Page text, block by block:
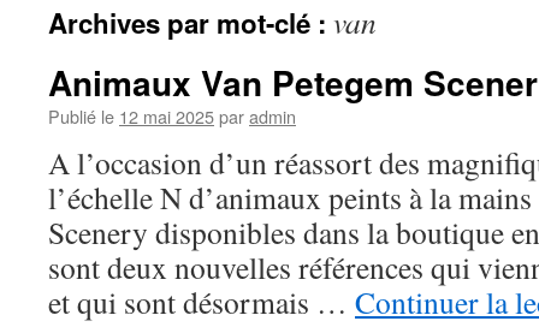
Archives par mot-clé : van
Animaux Van Petegem
Publié le 12 mai 2025paradmin
A l’occasion d’un réassort des
l’échelle N d’animaux peints à la mains
Scenery disponibles dans la boutique
sont deux nouvelles références qui
et qui sont désormais … Continuer la